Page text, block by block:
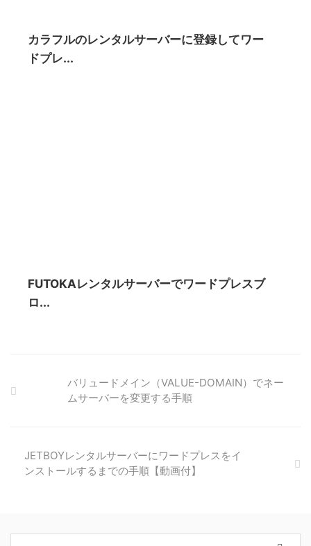
カラフルのレンタルサーバーに登録してワー
ドプレ...
FUTOKAレンタルサーバーでワードプレスブ
ロ...
バリュードメイン（VALUE-DOMAIN）でネー
ムサーバーを変更する手順
JETBOYレンタルサーバーにワードプレスをイ
ンストールするまでの手順【動画付】